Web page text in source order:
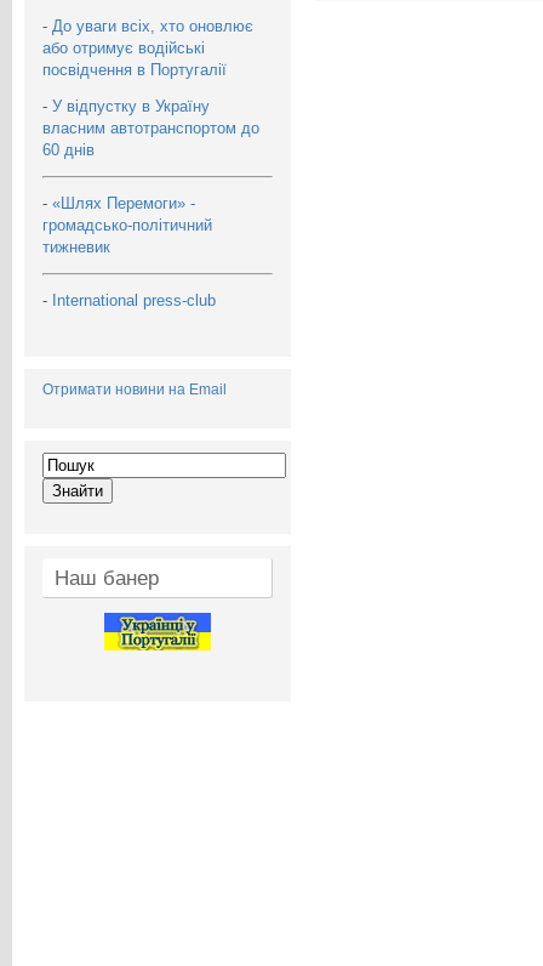
- До уваги всіх, хто оновлює
або отримує водійські
посвідчення в Португалії
- У відпустку в Україну
власним автотранспортом до
60 днів
- «Шлях Перемоги» -
громадсько-політичний
тижневик
- International press-club
Отримати новини на Email
Наш банер